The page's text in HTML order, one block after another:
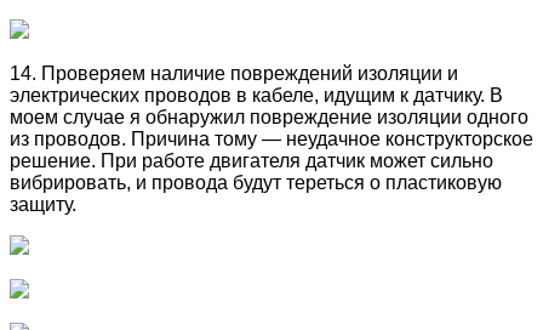
14. Проверяем наличие повреждений изоляции и
электрических проводов в кабеле, идущим к датчику. В
моем случае я обнаружил повреждение изоляции одного
из проводов. Причина тому — неудачное конструкторское
решение. При работе двигателя датчик может сильно
вибрировать, и провода будут тереться о пластиковую
защиту.